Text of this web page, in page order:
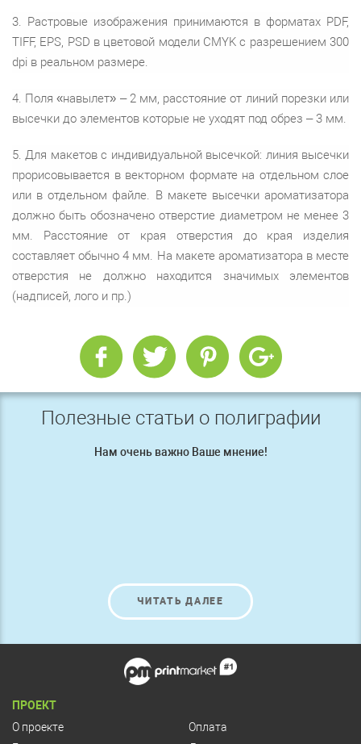
3. Растровые изображения принимаются в форматах PDF,
TIFF, EPS, PSD в цветовой модели CMYK с разрешением 300
dpi в реальном размере.
4. Поля «навылет» – 2 мм, расстояние от линий порезки или
высечки до элементов которые не уходят под обрез – 3 мм.
5. Для макетов с индивидуальной высечкой: линия высечки
прорисовывается в векторном формате на отдельном слое
или в отдельном файле. В макете высечки ароматизатора
должно быть обозначено отверстие диаметром не менее 3
мм. Расстояние от края отверстия до края изделия
составляет обычно 4 мм. На макете ароматизатора в месте
отверстия не должно находится значимых элементов
(надписей, лого и пр.)
Полезные статьи о полиграфии
Нам очень важно Ваше мнение!
ЧИТАТЬ ДАЛЕЕ
ПРОЕКТ
О проекте
Оплата